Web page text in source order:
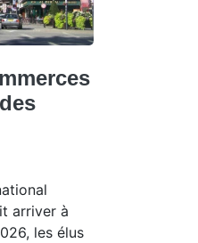
arriver à
les élus